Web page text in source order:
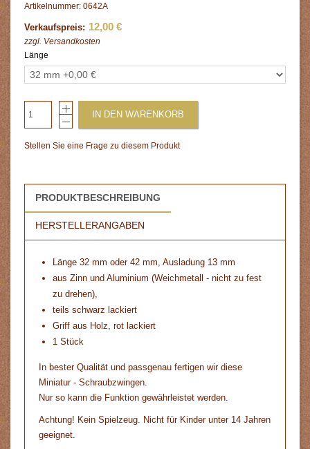
Artikelnummer: 0642A
Verkaufspreis: 12,00 €
zzgl. Versandkosten
Länge
IN DEN WARENKORB
Stellen Sie eine Frage zu diesem Produkt
PRODUKTBESCHREIBUNG
HERSTELLERANGABEN
Länge 32 mm oder 42 mm, Ausladung 13 mm
aus Zinn und Aluminium (Weichmetall - nicht zu fest
zu drehen),
teils schwarz lackiert
Griff aus Holz, rot lackiert
1 Stück
In bester Qualität und passgenau fertigen wir diese
Miniatur - Schraubzwingen.
Nur so kann die Funktion gewährleistet werden.
Achtung! Kein Spielzeug. Nicht für Kinder unter 14 Jahren
geeignet.